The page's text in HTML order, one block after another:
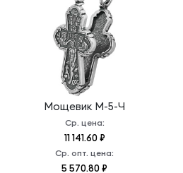
Мощевик М-5-Ч
Ср. цена:
11 141.60 ₽
Ср. опт. цена:
5 570.80 ₽